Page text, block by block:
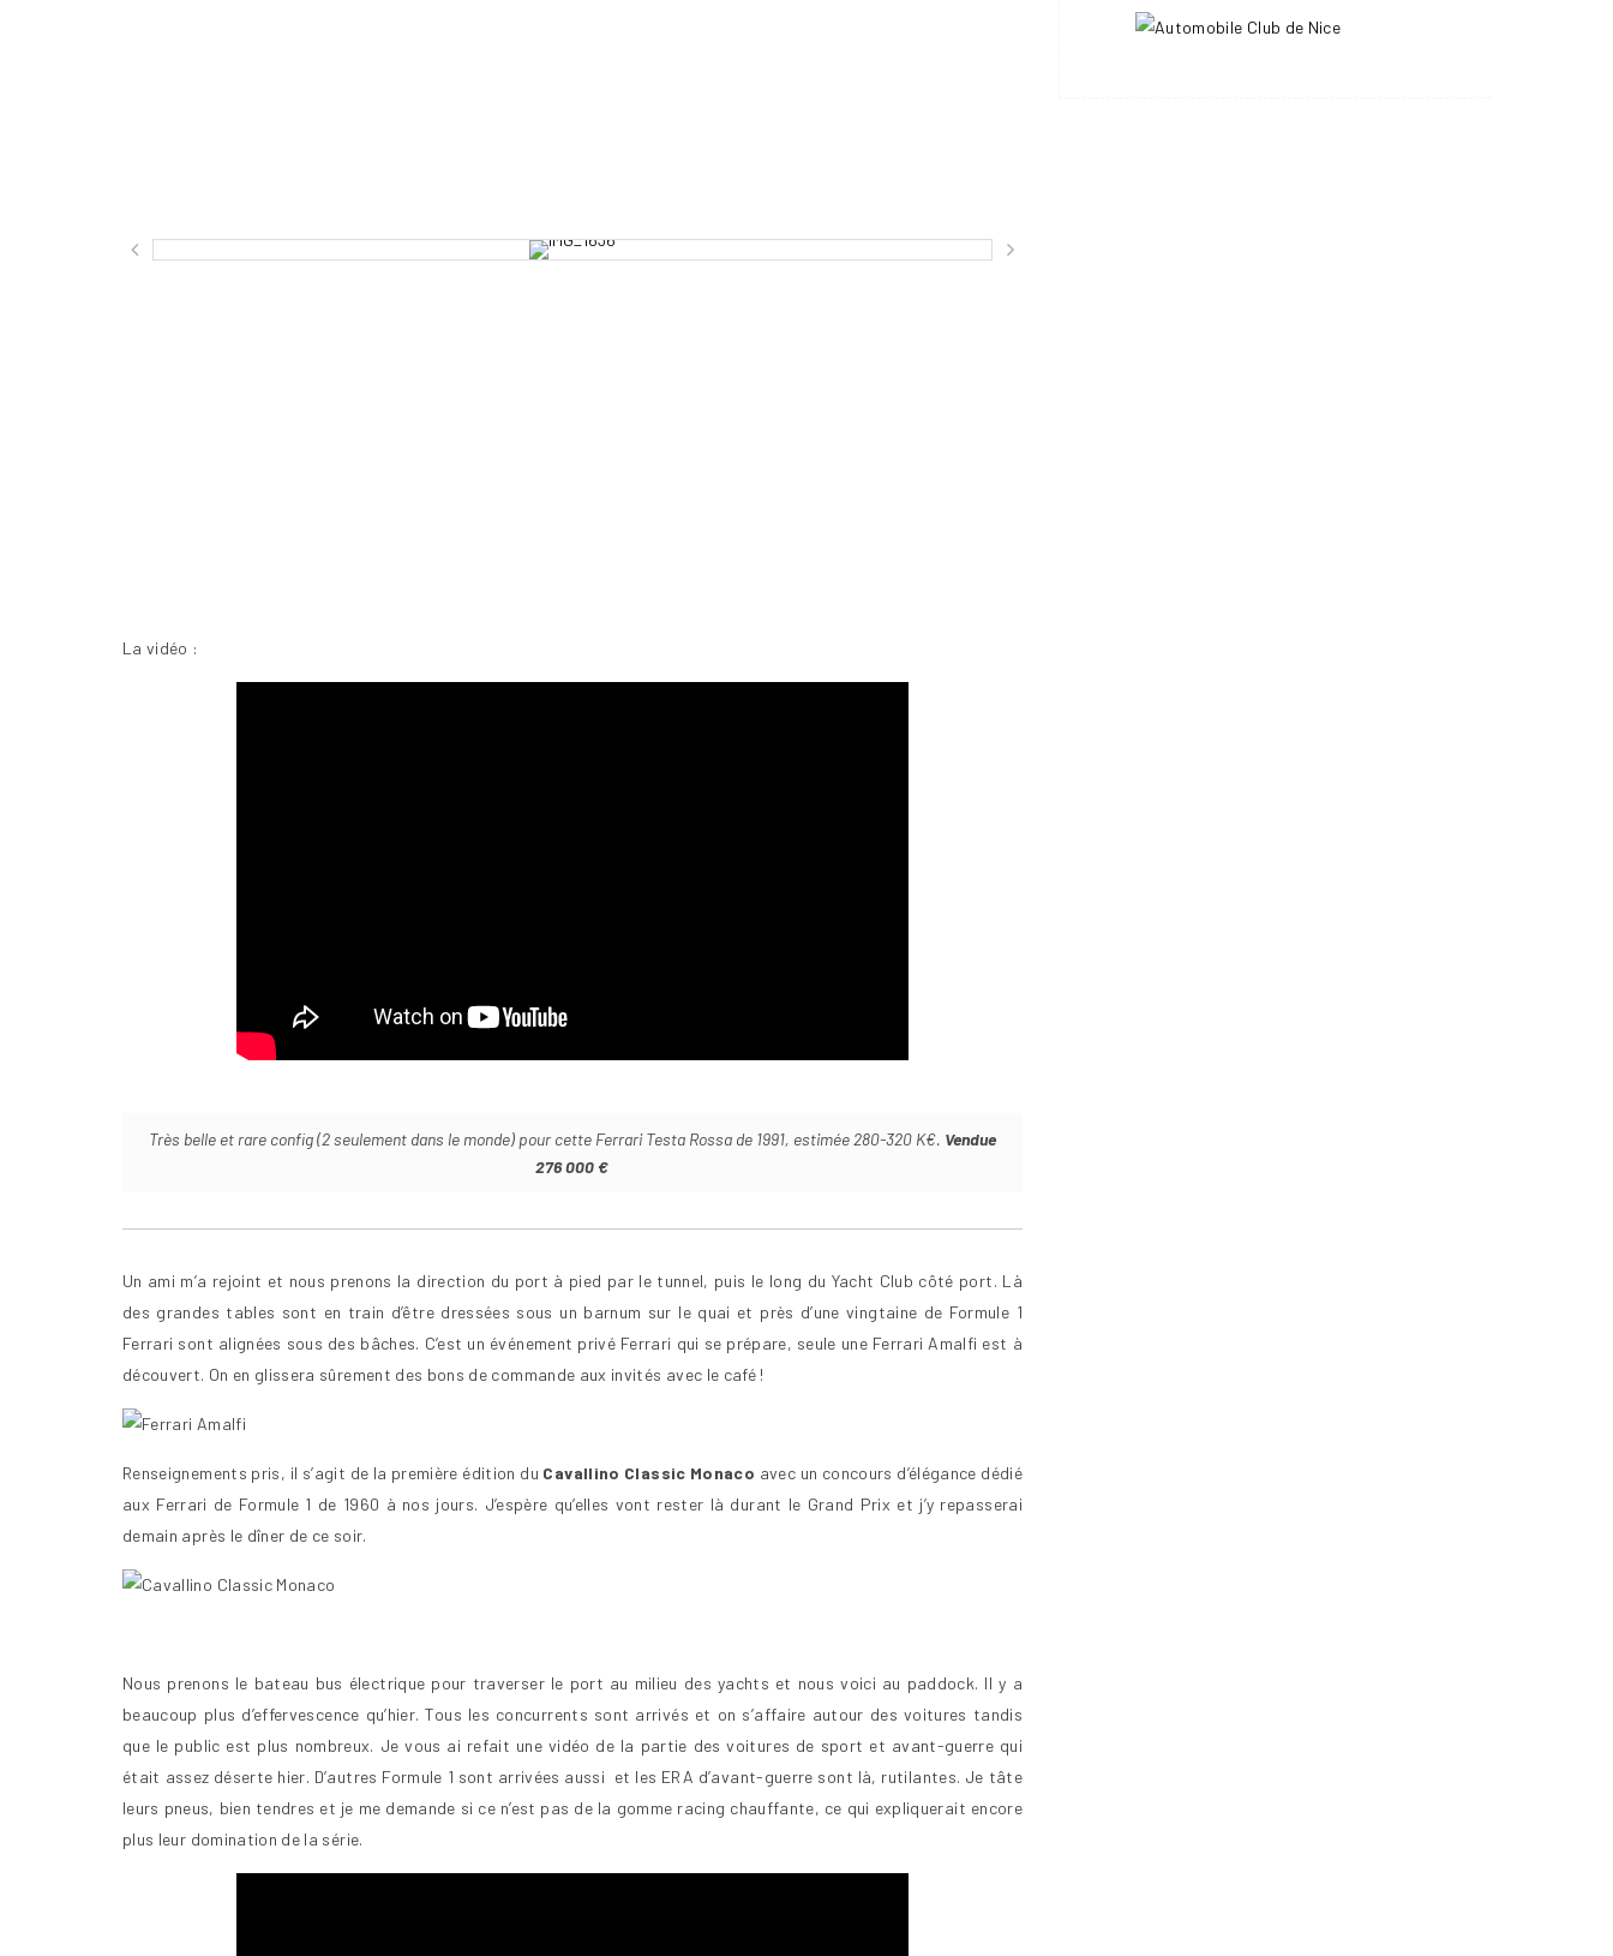
La vidéo :
Très belle et rare config (2 seulement dans le monde) pour cette Ferrari Testa Rossa de 1991, estimée 280-320 K€. Vendue
276 000 €
Un ami m’a rejoint et nous prenons la direction du port à pied par le tunnel, puis le long du Yacht Club côté port. Là
des grandes tables sont en train d’être dressées sous un barnum sur le quai et près d’une vingtaine de Formule 1
Ferrari sont alignées sous des bâches. C’est un événement privé Ferrari qui se prépare, seule une Ferrari Amalfi est à
découvert. On en glissera sûrement des bons de commande aux invités avec le café !
Renseignements pris, il s’agit de la première édition du Cavallino Classic Monaco avec un concours d’élégance dédié
aux Ferrari de Formule 1 de 1960 à nos jours. J’espère qu’elles vont rester là durant le Grand Prix et j’y repasserai
demain après le dîner de ce soir.
Nous prenons le bateau bus électrique pour traverser le port au milieu des yachts et nous voici au paddock. Il y a
beaucoup plus d’effervescence qu’hier. Tous les concurrents sont arrivés et on s’affaire autour des voitures tandis
que le public est plus nombreux. Je vous ai refait une vidéo de la partie des voitures de sport et avant-guerre qui
était assez déserte hier. D’autres Formule 1 sont arrivées aussi et les ERA d’avant-guerre sont là, rutilantes. Je tâte
leurs pneus, bien tendres et je me demande si ce n’est pas de la gomme racing chauffante, ce qui expliquerait encore
plus leur domination de la série.